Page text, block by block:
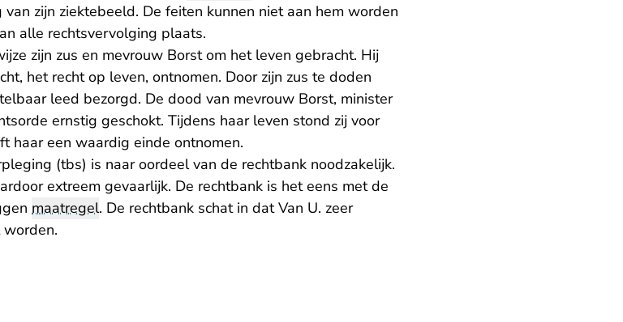
zijn ziektebeeld. De feiten kunnen niet aan hem worden
alle rechtsvervolging plaats.
zijn zus en mevrouw Borst om het leven gebracht. Hij
het recht op leven, ontnomen. Door zijn zus te doden
leed bezorgd. De dood van mevrouw Borst, minister
ernstig geschokt. Tijdens haar leven stond zij voor
haar een waardig einde ontnomen.
(tbs) is naar oordeel van de rechtbank noodzakelijk.
extreem gevaarlijk. De rechtbank is het eens met de
maatregel. De rechtbank schat in dat Van U. zeer